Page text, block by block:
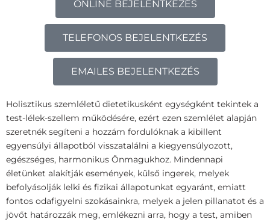
Holisztikus szemléletű dietetikusként egységként tekintek a
test-lélek-szellem működésére, ezért ezen szemlélet alapján
szeretnék segíteni a hozzám fordulóknak a kibillent
egyensúlyi állapotból visszatalálni a kiegyensúlyozott,
egészséges, harmonikus Önmagukhoz. Mindennapi
életünket alakítják események, külső ingerek, melyek
befolyásolják lelki és fizikai állapotunkat egyaránt, emiatt
fontos odafigyelni szokásainkra, melyek a jelen pillanatot és a
jövőt határozzák meg, emlékezni arra, hogy a test, amiben
ONLINE BEJELENTKEZÉS
TELEFONOS BEJELENTKEZÉS
EMAILES BEJELENTKEZÉS